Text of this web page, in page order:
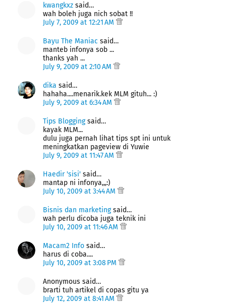
kwangkxz said…
wah boleh juga nich sobat !!
July 7, 2009 at 12:21 AM
Bayu The Maniac said…
manteb infonya sob ...
thanks yah ...
July 9, 2009 at 2:10 AM
dika said…
hahaha....menarik.kek MLM gituh... :)
July 9, 2009 at 6:34 AM
Tips Bloggingsaid…
kayak MLM...
dulu juga pernah lihat tips spt ini untuk
meningkatkan pageview di Yuwie
July 9, 2009 at 11:47 AM
Haedir 'sisi' said…
mantap ni infonya,,,:)
July 10, 2009 at 3:44 AM
Bisnis dan marketingsaid…
wah perlu dicoba juga teknik ini
July 10, 2009 at 11:46 AM
Macam2 Info said…
harus di coba....
July 10, 2009 at 3:08 PM
Anonymous said…
brarti tuh artikel di copas gitu ya
July 12, 2009 at 8:41 AM